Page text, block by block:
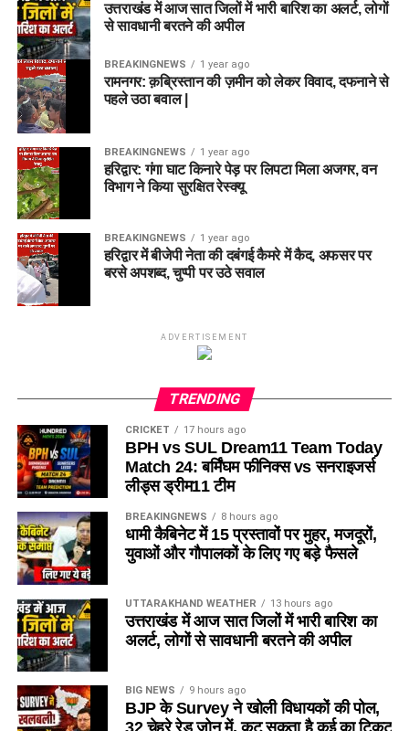
उत्तराखंड में आज सात जिलों में भारी बारिश का अलर्ट, लोगों
से सावधानी बरतने की अपील
BREAKINGNEWS 1 year ago
रामनगर: क़ब्रिस्तान की ज़मीन को लेकर विवाद, दफनाने से
पहले उठा बवाल |
BREAKINGNEWS 1 year ago
हरिद्वार: गंगा घाट किनारे पेड़ पर लिपटा मिला अजगर, वन
विभाग ने किया सुरक्षित रेस्क्यू
BREAKINGNEWS 1 year ago
हरिद्वार में बीजेपी नेता की दबंगई कैमरे में कैद, अफसर पर
बरसे अपशब्द, चुप्पी पर उठे सवाल
ADVERTISEMENT
TRENDING
CRICKET 17 hours ago
BPH vs SUL Dream11 Team Today
Match 24: बर्मिंघम फीनिक्स vs सनराइजर्स
लीड्स ड्रीम11 टीम
BREAKINGNEWS 8 hours ago
धामी कैबिनेट में 15 प्रस्तावों पर मुहर, मजदूरों,
युवाओं और गौपालकों के लिए गए बड़े फैसले
UTTARAKHAND WEATHER 13 hours ago
उत्तराखंड में आज सात जिलों में भारी बारिश का
अलर्ट, लोगों से सावधानी बरतने की अपील
BIG NEWS 9 hours ago
BJP के Survey ने खोली विधायकों की पोल,
32 चेहरे रेड जोन में, कट सकता है कई का टिकट